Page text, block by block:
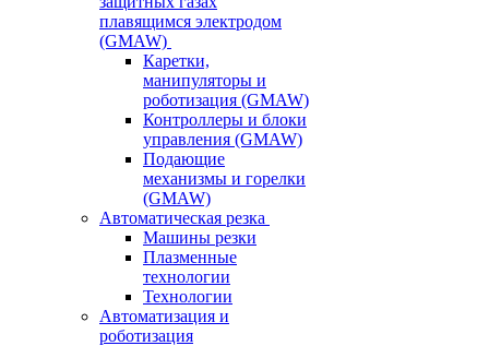
плавящимся электродом
(GMAW)
Каретки,
манипуляторы и
роботизация (GMAW)
Контроллеры и блоки
управления (GMAW)
Подающие
механизмы и горелки
(GMAW)
Автоматическая резка
Машины резки
Плазменные
технологии
Технологии
Автоматизация и
роботизация